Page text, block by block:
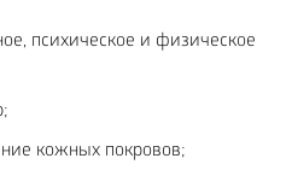
психическое и физическое
кожных покровов;